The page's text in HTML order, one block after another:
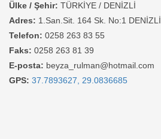
Ülke / Şehir: TÜRKİYE / DENİZLİ
Adres: 1.San.Sit. 164 Sk. No:1 DENİZLİ
Telefon: 0258 263 83 55
Faks: 0258 263 81 39
E-posta: beyza_rulman@hotmail.com
GPS: 37.7893627, 29.0836685